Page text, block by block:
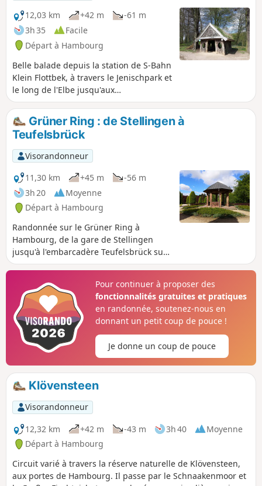
12,03 km
+42 m
-61 m
3h 35
Facile
Départ à Hambourg
Belle balade depuis la station de S-Bahn
Klein Flottbek, à travers le Jenischpark et
le long de l'Elbe jusqu'aux
Landungsbrücken de St. Pauli. Parmi les
points forts du parcours, on trouve la
plage de l'Elbe, le port-musée de
Neumühlen, le marché aux poissons et
le bateau-musée Rickmer Rickmers.
Grüner Ring : de Stellingen à
Teufelsbrück
Visorandonneur
11,30 km
+45 m
-56 m
3h 20
Moyenne
Départ à Hambourg
Randonnée sur le Grüner Ring à
Hambourg, de la gare de Stellingen
jusqu'à l'embarcadère Teufelsbrück sur
l'Elbe. Parmi les points forts de la visite,
ses beaux jardins, ainsi que le Derby
Park et le Wesselhöftpark.
Pour continuer à proposer des
fonctionnalités gratuites et pratiques
en randonnée, soutenez-nous en
donnant un petit coup de pouce !
Je donne un coup de pouce
Klövensteen
Visorandonneur
12,32 km
+42 m -43 m 3h 40
Moyenne
Départ à Hambourg
Circuit varié à travers la réserve naturelle de Klövensteen,
aux portes de Hambourg. Il passe par le Schnaakenmoor et